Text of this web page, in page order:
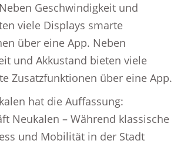
Geschwindigkeit und
viele Displays smarte
über eine App. Neben
und Akkustand bieten viele
Zusatzfunktionen über eine App.
hat die Auffassung:
Neukalen – Während klassische
und Mobilität in der Stadt